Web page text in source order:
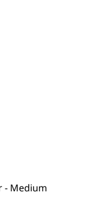
- Medium